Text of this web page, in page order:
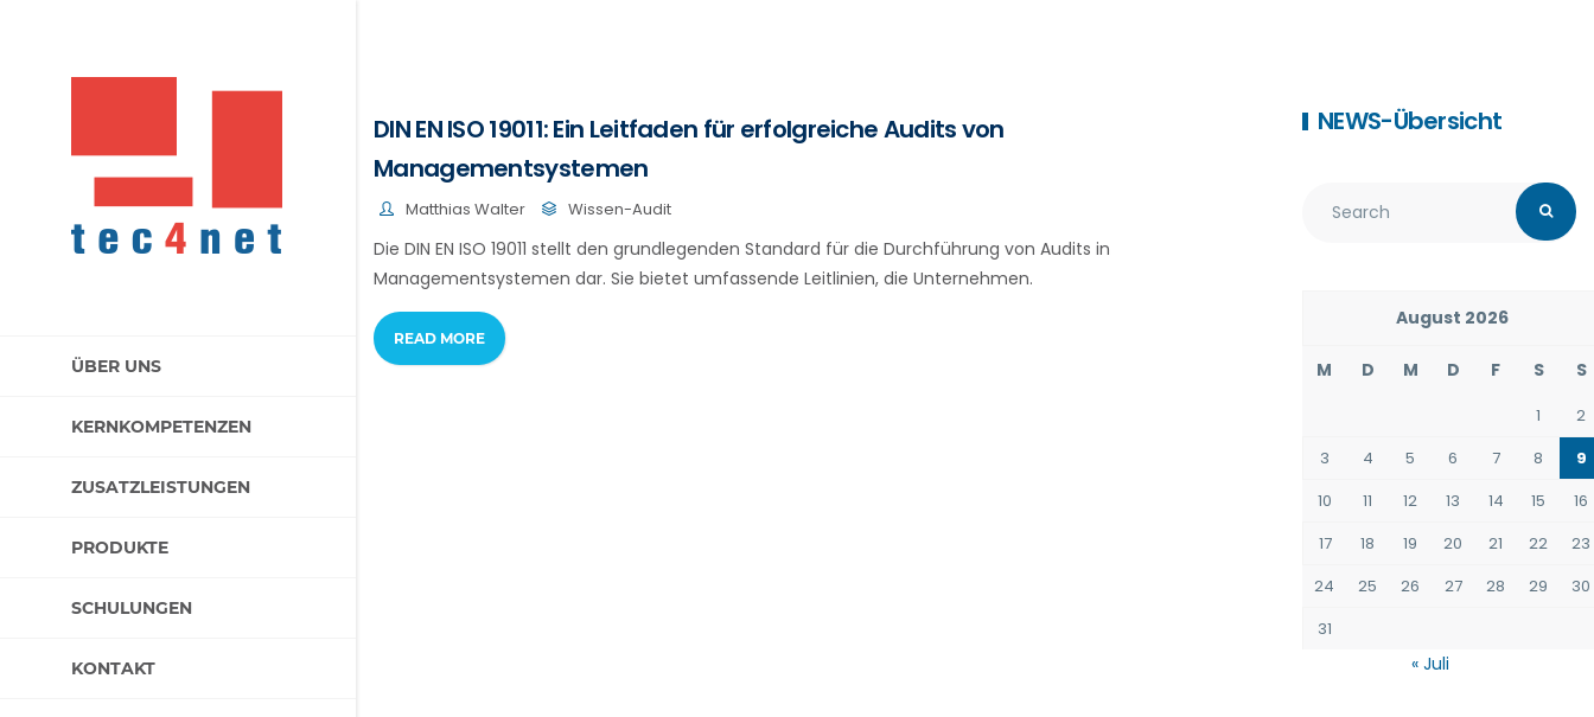
ÜBER UNS
KERNKOMPETENZEN
ZUSATZLEISTUNGEN
PRODUKTE
SCHULUNGEN
KONTAKT
DIN EN ISO 19011: Ein Leitfaden für erfolgreiche Audits von
Managementsystemen
Matthias Walter Wissen-Audit
Die DIN EN ISO 19011 stellt den grundlegenden Standard für die Durchführung von Audits in
Managementsystemen dar. Sie bietet umfassende Leitlinien, die Unternehmen.
READ MORE
NEWS-Übersicht
August 2026
M D M D F S S
1
2
3
4 5 6 7 8
9
10
11 12 13 14 15
16
17
18 19 20 21 22
23
24
25 26 27 28 29
30
31
« Juli